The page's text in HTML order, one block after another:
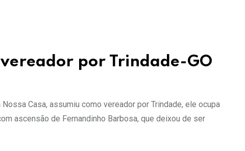
vereador por Trindade-GO
Casa, assumiu como vereador por Trindade, ele ocupa
ascensão de Fernandinho Barbosa, que deixou de ser